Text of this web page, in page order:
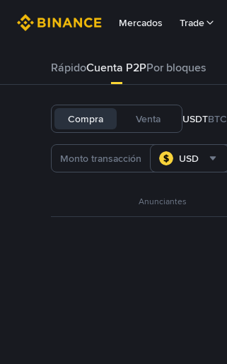
Mercados Trade
RápidoCuenta P2PPor bloques
Compra Venta USDTBTC
USD
Anunciantes